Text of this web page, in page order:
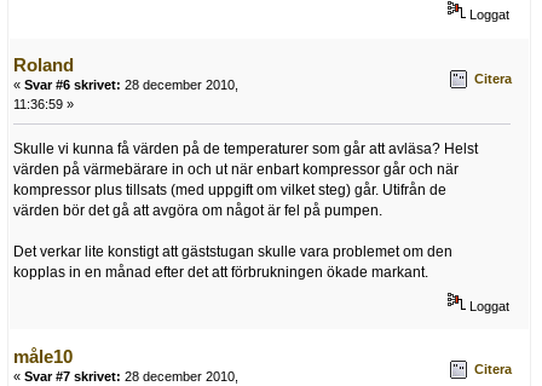
Loggat
Roland
« Svar #6 skrivet: 28 december 2010,
11:36:59 »
Citera
Skulle vi kunna få värden på de temperaturer som går att avläsa? Helst
värden på värmebärare in och ut när enbart kompressor går och när
kompressor plus tillsats (med uppgift om vilket steg) går. Utifrån de
värden bör det gå att avgöra om något är fel på pumpen.
Det verkar lite konstigt att gäststugan skulle vara problemet om den
kopplas in en månad efter det att förbrukningen ökade markant.
Loggat
måle10
« Svar #7 skrivet: 28 december 2010,
Citera